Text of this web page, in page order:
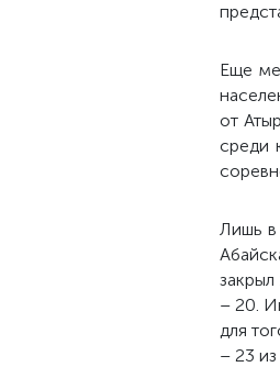
Еще
от
среди
Лишь в
– 20.
для
– 23